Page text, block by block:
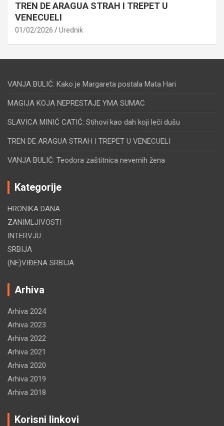
TREN DE ARAGUA STRAH I TREPET U
VENECUELI
01/02/2026 Urednik
VANJA BULIĆ: Kako je Margareta postala Mata Hari
MAGIJA KOJA NEPRESTAJE YMA SUMAC
SLAVICA MINIĆ CATIĆ: Stihovi kao dah koji leči dušu
TREN DE ARAGUA STRAH I TREPET U VENECUELI
VANJA BULIĆ: Teodora zaštitnica nevernih žena
Kategorije
HRONIKA DANA
ZANIMLJIVOSTI
INTERVJU
SRBIJA
(NE)VIĐENA SRBIJA
Arhiva
Arhiva 2024
Arhiva 2023
Arhiva 2022
Arhiva 2021
Arhiva 2020
Arhiva 2019
Arhiva 2018
Korisni linkovi